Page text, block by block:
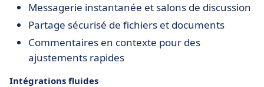
Messagerie instantanée et salons de discussion
Partage sécurisé de fichiers et documents
Commentaires en contexte pour des
ajustements rapides
Intégrations fluides